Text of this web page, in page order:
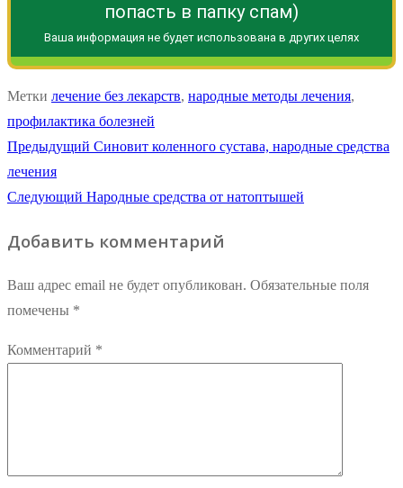
попасть в папку спам)
Ваша информация не будет использована в других целях
Метки лечение без лекарств, народные методы лечения,
профилактика болезней
Навигация
по
записям
Предыдущий Предыдущая
Синовит коленного сустава, народные средства
лечения
Следующий Следующая
Народные средства от натоптышей
Добавить комментарий
Ваш адрес email не будет опубликован. Обязательные поля
помечены *
Комментарий *